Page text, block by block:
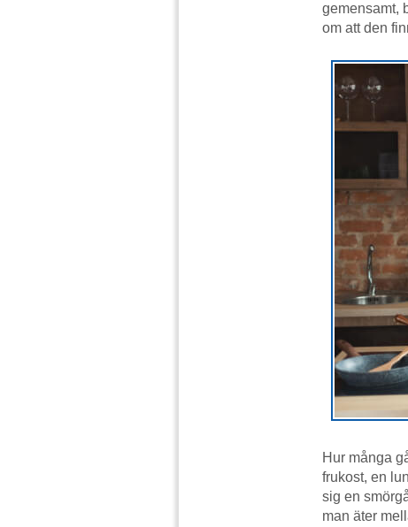
gemensamt,
om att den
Hur många
frukost, en
sig en
man äter